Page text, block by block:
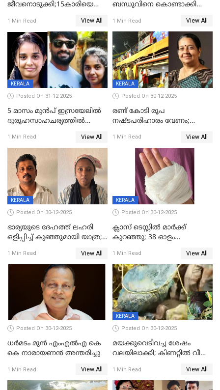
ജീവനൊടുക്കി;15കാരിയെ
കിടപ്പുമുറിയില്‍ തൂങ്ങി മരിച്ച
നിലയിൽ
1 Min Read View All
ബന്ധുവിനെ കൊണ്ടാക്കി
ലോറി സ്കൂട്ടറിൽ ഇടിച്ചു :
യുവതിക്ക് ദാരുണാന്ത്യം
1 Min Read View All
KERALA
Posted On 31-12-2025
5 മാസം മുൻപ് ഇസ്രയേലിൽ
ദുരൂഹസാഹചര്യത്തിൽ
മലയാളി യുവാവിന്റെ ഭാര്യയും
മരിച്ചു
1 Min Read View All
KERALA
Posted On 30-12-2025
രണ്ട് കോടി രൂപ
നഷ്ടപരിഹാരം വേണം;
നോട്ടീസയച്ച് ഉമാ തോമസ്
1 Min Read View All
KERALA
Posted On 30-12-2025
ഭാര്യയുടെ ദേഹത്ത് ലഹരി
ഒളിപ്പിച്ച് കുഞ്ഞുമായി യാത്ര;
പിടികൂടി പൊലീസ്
1 Min Read View All
KERALA
Posted On 30-12-2025
ക്ലാസ് ടെസ്റ്റിൽ മാർക്ക്
കുറഞ്ഞു; 38 ഓളം
സെന്ററിലെ അധ്യാപകന്‍
മർദിച്ചതായി പരാതി
1 Min Read View All
Posted On 30-12-2025
ധർമടം മുൻ എംഎല്‍എ കെ
കെ നാരായണന്‍ അന്തരിച്ചു
1 Min Read View All
KERALA
Posted On 30-12-2025
മയക്കുവെടിവച്ച ശേഷം
വലയിലാക്കി; കിണറ്റിൽ വീണ
1 Min Read View All